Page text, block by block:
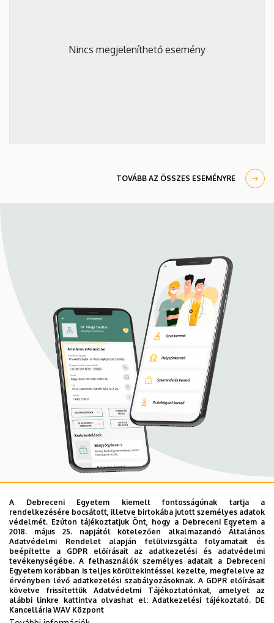
Nincs megjeleníthető esemény
TOVÁBB AZ ÖSSZES ESEMÉNYRE
Mobil App
UD Mediversity app
Az UD Mediversity mobilalkalmazás a Debreceni Egyetem
előremutató fejlesztése, melynek célja, hogy a betegek
és a hozzátartozók egyszerűen, gyorsan
eligazodhassanak a Klinikai Központ szolgáltatásai
között, mert az Ön egészsége a mi prioritásunk. A
A Debreceni Egyetem kiemelt fontosságúnak tartja a
rendelkezésére bocsátott, illetve birtokába jutott személyes adatok
védelmét. Ezúton tájékoztatjuk Önt, hogy a Debreceni Egyetem a
2018. május 25. napjától kötelezően alkalmazandó Általános
Adatvédelmi Rendelet alapján felülvizsgálta folyamatait és
beépítette a GDPR előírásait az adatkezelési és adatvédelmi
tevékenységébe. A felhasználók személyes adatait a Debreceni
Egyetem korábban is teljes körültekintéssel kezelte, megfelelve az
érvényben lévő adatkezelési szabályozásoknak. A GDPR előírásait
követve frissítettük Adatvédelmi Tájékoztatónkat, amelyet az
alábbi linkre kattintva olvashat el:Adatkezelési tájékoztató. DE
Kancellária WAV Központ